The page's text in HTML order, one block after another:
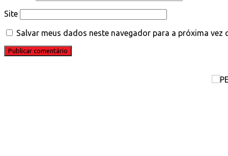
Site
Salvar meus dados neste navegador para a próxima vez